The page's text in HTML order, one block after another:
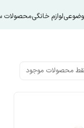
لوازم خانگیمحصولات
محصولات موجود